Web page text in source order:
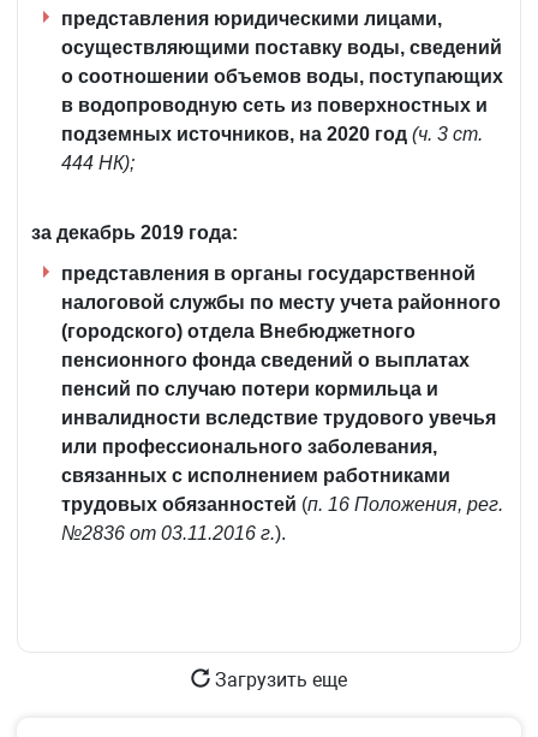
представления юридическими лицами,
осуществляющими поставку воды, сведений
о соотношении объемов воды, поступающих
в водопроводную сеть из поверхностных и
подземных источников, на 2020 год (ч. 3 ст.
444 НК);
за декабрь 2019 года:
представления в органы государственной
налоговой службы по месту учета районного
(городского) отдела Внебюджетного
пенсионного фонда сведений о выплатах
пенсий по случаю потери кормильца и
инвалидности вследствие трудового увечья
или профессионального заболевания,
связанных с исполнением работниками
трудовых обязанностей (п. 16 Положения, рег.
№2836 от 03.11.2016 г.).
Загрузить еще